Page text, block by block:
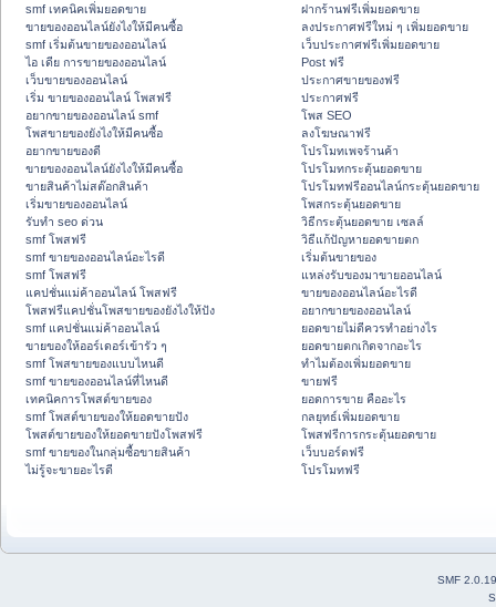
smf เทคนิคเพิ่มยอดขาย
ขายของออนไลน์ยังไงให้มีคนซื้อ
smf เริ่มต้นขายของออนไลน์
ไอ เดีย การขายของออนไลน์
เว็บขายของออนไลน์
เริ่ม ขายของออนไลน์ โพสฟรี
อยากขายของออนไลน์ smf
โพสขายของยังไงให้มีคนซื้อ
อยากขายของดี
ขายของออนไลน์ยังไงให้มีคนซื้อ
ขายสินค้าไม่สต๊อกสินค้า
เริ่มขายของออนไลน์
รับทำ seo ด่วน
smf โพสฟรี
smf ขายของออนไลน์อะไรดี
smf โพสฟรี
แคปชั่นแม่ค้าออนไลน์ โพสฟรี
โพสฟรีแคปชั่นโพสขายของยังไงให้ปัง
smf แคปชั่นแม่ค้าออนไลน์
ขายของให้ออร์เดอร์เข้ารัว ๆ
smf โพสขายของแบบไหนดี
smf ขายของออนไลน์ที่ไหนดี
เทคนิคการโพสต์ขายของ
smf โพสต์ขายของให้ยอดขายปัง
โพสต์ขายของให้ยอดขายปังโพสฟรี
smf ขายของในกลุ่มซื้อขายสินค้า
ไม่รู้จะขายอะไรดี
ฝากร้านฟรีเพิ่มยอดขาย
ลงประกาศฟรีใหม่ ๆ เพิ่มยอดขาย
เว็บประกาศฟรีเพิ่มยอดขาย
Post ฟรี
ประกาศขายของฟรี
ประกาศฟรี
โพส SEO
ลงโฆษณาฟรี
โปรโมทเพจร้านค้า
โปรโมทกระตุ้นยอดขาย
โปรโมทฟรีออนไลน์กระตุ้นยอดขาย
โพสกระตุ้นยอดขาย
วิธีกระตุ้นยอดขาย เซลล์
วิธีแก้ปัญหายอดขายตก
เริ่มต้นขายของ
แหล่งรับของมาขายออนไลน์
ขายของออนไลน์อะไรดี
อยากขายของออนไลน์
ยอดขายไม่ดีควรทำอย่างไร
ยอดขายตกเกิดจากอะไร
ทำไมต้องเพิ่มยอดขาย
ขายฟรี
ยอดการขาย คืออะไร
กลยุทธ์เพิ่มยอดขาย
โพสฟรีการกระตุ้นยอดขาย
เว็บบอร์ดฟรี
โปรโมทฟรี
SMF 2.0.19